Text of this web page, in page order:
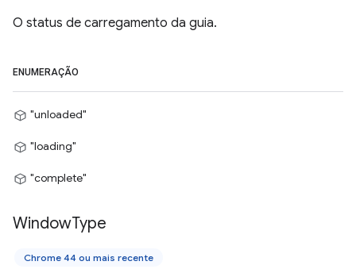
O status de carregamento da guia.
ENUMERAÇÃO
"unloaded"
"loading"
"complete"
WindowType
Chrome 44 ou mais recente